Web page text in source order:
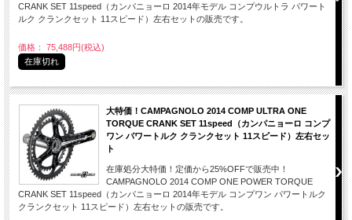
CRANK SET 11speed（カンパニョーロ 2014年モデル コンプウルトラ パワート
ルク クランクセット 11スピード）左右セットの販売です。
価格： 75,488円(税込)
在庫切れ
大特価！CAMPAGNOLO 2014 COMP ULTRA ONE
TORQUE CRANK SET 11speed（カンパニョーロ コンプ
ワン パワートルク クランクセット 11スピード）左右セッ
ト
在庫処分大特価！定価から25%OFFで販売中！
CAMPAGNOLO 2014 COMP ONE POWER TORQUE
CRANK SET 11speed（カンパニョーロ 2014年モデル コンプワン パワートルク
クランクセット 11スピード）左右セットの販売です。